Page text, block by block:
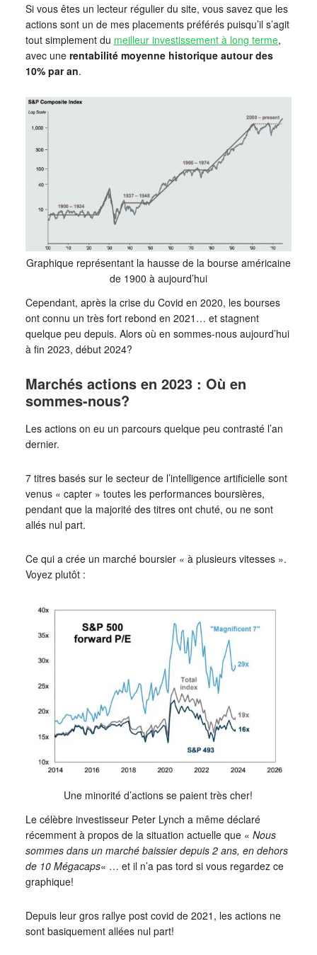
Si vous êtes un lecteur régulier du site, vous savez que les
actions sont un de mes placements préférés puisqu’il s’agit
tout simplement du meilleur investissement à long terme,
avec une rentabilité moyenne historique autour des
10% par an.
Graphique représentant la hausse de la bourse américaine
de 1900 à aujourd’hui
Cependant, après la crise du Covid en 2020, les bourses
ont connu un très fort rebond en 2021… et stagnent
quelque peu depuis. Alors où en sommes-nous aujourd’hui
à fin 2023, début 2024?
Marchés actions en 2023 : Où en
sommes-nous?
Les actions on eu un parcours quelque peu contrasté l’an
dernier.
7 titres basés sur le secteur de l’intelligence artificielle sont
venus « capter » toutes les performances boursières,
pendant que la majorité des titres ont chuté, ou ne sont
allés nul part.
Ce qui a crée un marché boursier « à plusieurs vitesses ».
Voyez plutôt :
Une minorité d’actions se paient très cher!
Le célèbre investisseur Peter Lynch a même déclaré
récemment à propos de la situation actuelle que « Nous
sommes dans un marché baissier depuis 2 ans, en dehors
de 10 Mégacaps« … et il n’a pas tord si vous regardez ce
graphique!
Depuis leur gros rallye post covid de 2021, les actions ne
sont basiquement allées nul part!